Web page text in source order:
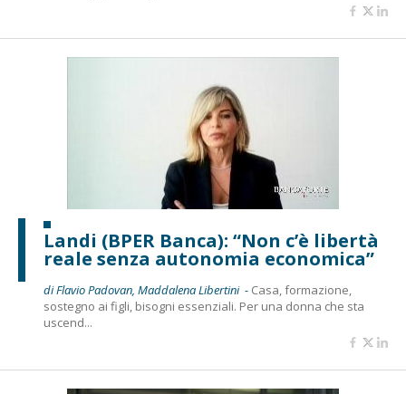
Landi (BPER Banca): “Non c’è libertà
reale senza autonomia economica”
di Flavio Padovan, Maddalena Libertini - Casa, formazione,
sostegno ai figli, bisogni essenziali. Per una donna che sta
uscend...